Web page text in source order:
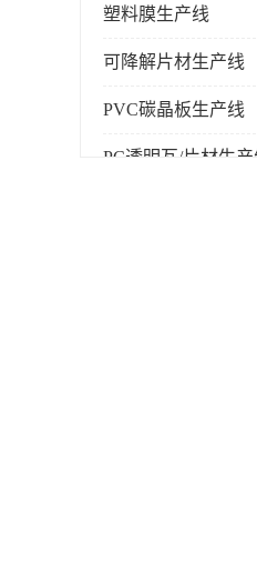
塑料膜生产线
可降解片材生产线
PVC碳晶板生产线
PC透明瓦/片材生产